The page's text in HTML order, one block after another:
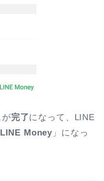
完了になって、LINE
LINE Money 」になっ